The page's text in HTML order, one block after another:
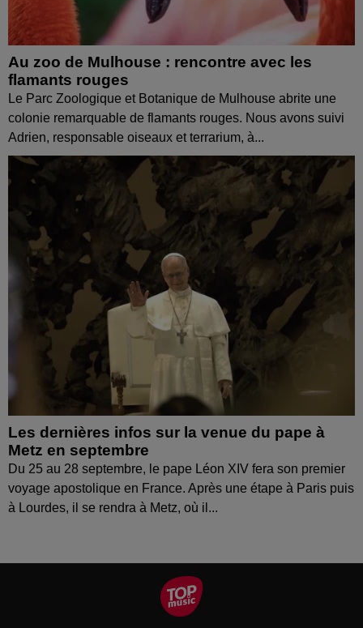
Au zoo de Mulhouse : rencontre avec les
flamants rouges
Le Parc Zoologique et Botanique de Mulhouse abrite une
colonie remarquable de flamants rouges. Nous avons suivi
Adrien, responsable oiseaux et terrarium, à...
Les dernières infos sur la venue du pape à
Metz en septembre
Du 25 au 28 septembre, le pape Léon XIV fera son premier
voyage apostolique en France. Après une étape à Paris puis
à Lourdes, il se rendra à Metz, où il...